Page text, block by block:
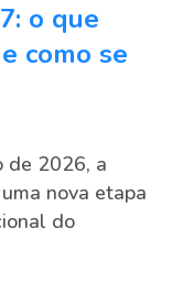
o que
como se
de 2026, a
nova etapa
do